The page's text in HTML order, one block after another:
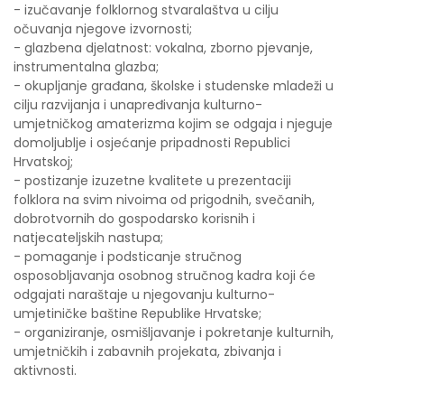
- izučavanje folklornog stvaralaštva u cilju
očuvanja njegove izvornosti;
- glazbena djelatnost: vokalna, zborno pjevanje,
instrumentalna glazba;
- okupljanje građana, školske i studenske mladeži u
cilju razvijanja i unapređivanja kulturno-
umjetničkog amaterizma kojim se odgaja i njeguje
domoljublje i osjećanje pripadnosti Republici
Hrvatskoj;
- postizanje izuzetne kvalitete u prezentaciji
folklora na svim nivoima od prigodnih, svečanih,
dobrotvornih do gospodarsko korisnih i
natjecateljskih nastupa;
- pomaganje i podsticanje stručnog
osposobljavanja osobnog stručnog kadra koji će
odgajati naraštaje u njegovanju kulturno-
umjetiničke baštine Republike Hrvatske;
- organiziranje, osmišljavanje i pokretanje kulturnih,
umjetničkih i zabavnih projekata, zbivanja i
aktivnosti.